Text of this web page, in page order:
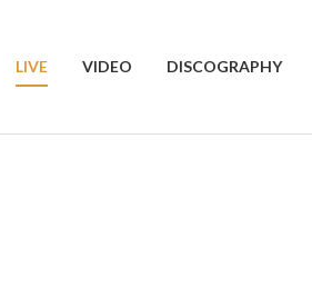
LIVE VIDEO DISCOGRAPHY